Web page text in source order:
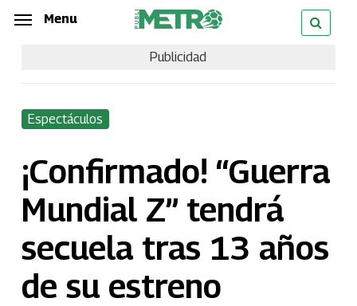
Skip
content
Menu
Publicidad
Espectáculos
¡Confirmado! “Guerra
Mundial Z” tendrá
secuela tras 13 años
de su estreno
Menu